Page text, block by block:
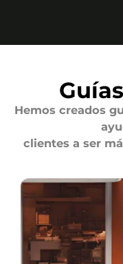
Hemos creados
clientes a ser